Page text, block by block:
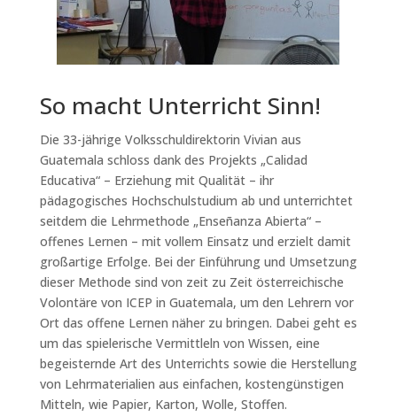
So macht Unterricht Sinn!
Die 33-jährige Volksschuldirektorin Vivian aus
Guatemala schloss dank des Projekts „Calidad
Educativa“ – Erziehung mit Qualität – ihr
pädagogisches Hochschulstudium ab und unterrichtet
seitdem die Lehrmethode „Enseñanza Abierta“ –
offenes Lernen – mit vollem Einsatz und erzielt damit
großartige Erfolge. Bei der Einführung und Umsetzung
dieser Methode sind von zeit zu Zeit österreichische
Volontäre von ICEP in Guatemala, um den Lehrern vor
Ort das offene Lernen näher zu bringen. Dabei geht es
um das spielerische Vermittleln von Wissen, eine
begeisternde Art des Unterrichts sowie die Herstellung
von Lehrmaterialien aus einfachen, kostengünstigen
Mitteln, wie Papier, Karton, Wolle, Stoffen.